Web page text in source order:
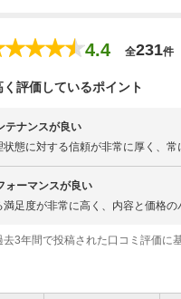
4.4 全231件
評価しているポイント
テナンスが良い
状態に対する信頼が非常に厚く、
ォーマンスが良い
足度が非常に高く、内容と価格
3年間で投稿された口コミ評価に